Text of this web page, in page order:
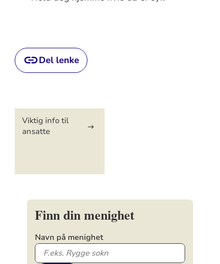
Del lenke
Artikkelsnarveger
Viktig info til
ansatte
Finn din menighet
Navn på menighet